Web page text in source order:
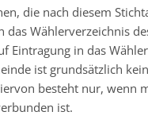
die nach diesem
das Wählerverzeichnis
Eintragung in das
istgrundsätzlich
besteht nur, wenn
ist.